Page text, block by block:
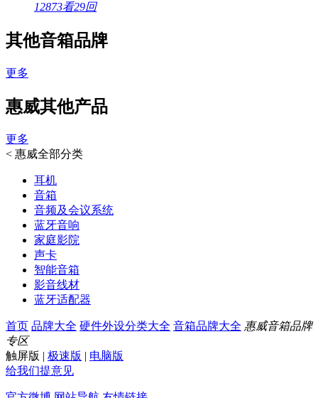
12873看29回
其他音箱品牌
更多
惠威其他产品
更多
< 惠威全部分类
耳机
音箱
音频及会议系统
蓝牙音响
家庭影院
声卡
智能音箱
影音线材
蓝牙适配器
首页 品牌大全 硬件外设分类大全 音箱品牌大全 惠威音箱品牌
专区
触屏版 | 极速版 | 电脑版
给我们提意见